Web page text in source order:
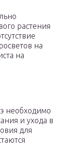
растения
на
на
необходимо
и ухода в
для